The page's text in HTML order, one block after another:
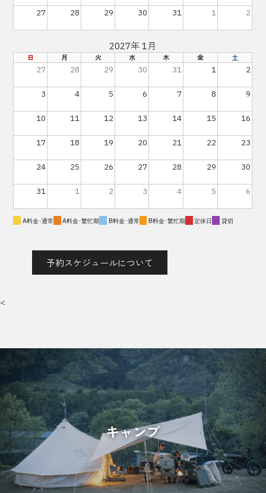
27 28 29 30 31 1 2
2027年 1月
日 月 火 水 木 金 土
27 28 29 30 31 1 2
3 4 5 6 7 8 9
10 11 12 13 14 15 16
17 18 19 20 21 22 23
24 25 26 27 28 29 30
31 1 2 3 4 5 6
A料金･通常 A料金･繁忙期 B料金･通常 B料金･繁忙期 定休日 貸切
予約スケジュールについて
<
キャンプ